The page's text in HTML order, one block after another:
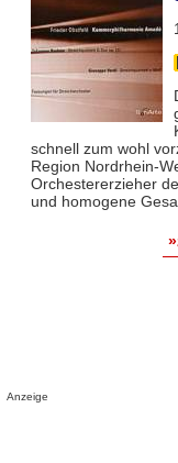
schnell zum wohl
Region Nordrhein-
Orchestererzieher
und homogene
Anzeige